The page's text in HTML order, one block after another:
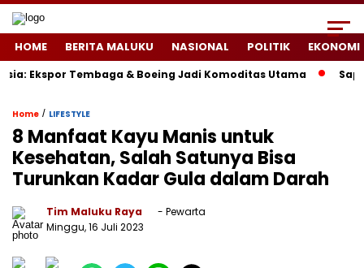
HOME BERITA MALUKU NASIONAL POLITIK EKONOMI
Tembaga & Boeing Jadi Komoditas Utama Sapulangit
Home / LIFESTYLE
8 Manfaat Kayu Manis untuk
Kesehatan, Salah Satunya Bisa
Turunkan Kadar Gula dalam Darah
Tim Maluku Raya
- Pewarta
Minggu, 16 Juli 2023